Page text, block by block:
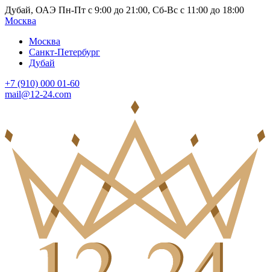
Дубай, ОАЭ Пн-Пт с 9:00 до 21:00, Сб-Вс с 11:00 до 18:00
Москва
Москва
Санкт-Петербург
Дубай
+7 (910) 000 01-60
mail@12-24.com